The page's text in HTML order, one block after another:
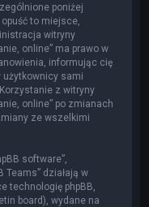
poniżej
to miejsce,
witryny
online” ma prawo w
informując cię
sami
z witryny
online” po zmianach
ze wszelkimi
software”,
Teams” działają w
technologię phpBB,
board), wydane na